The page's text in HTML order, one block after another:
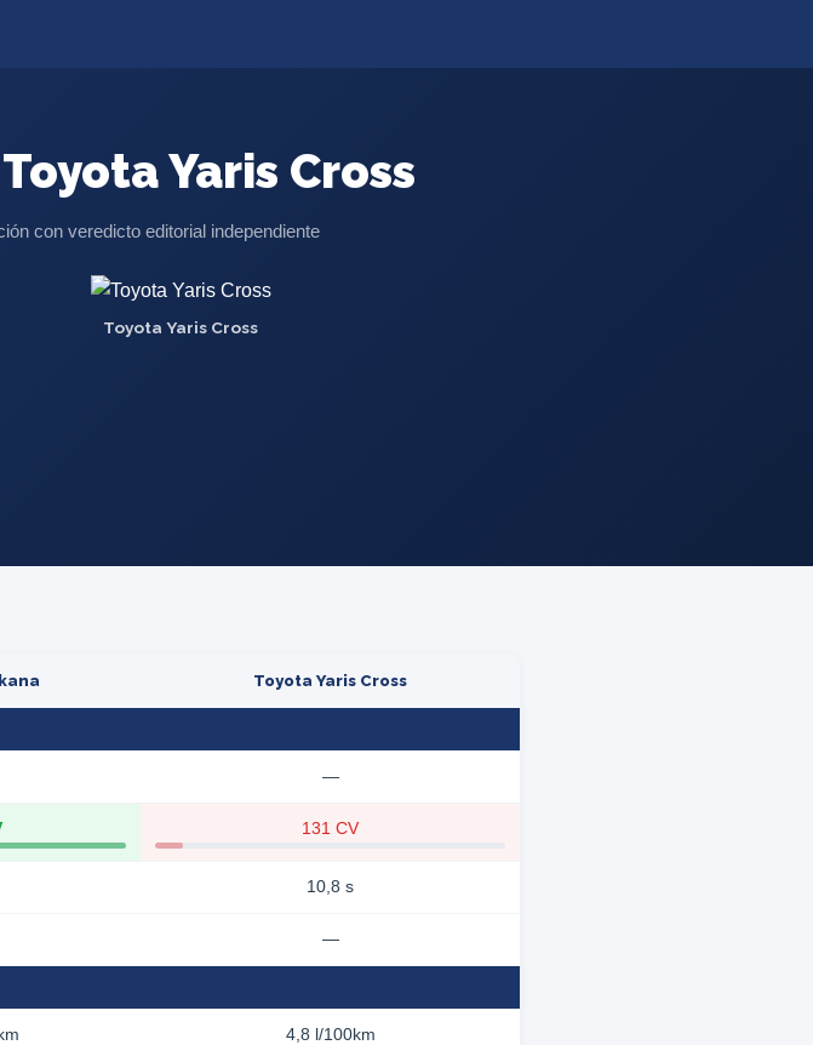
Toyota Yaris Cross
con veredicto editorial independiente
Toyota Yaris Cross
Toyota Yaris Cross
—
131 CV
10,8 s
—
4,8 l/100km